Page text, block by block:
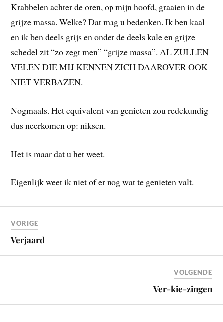
Krabbelen achter de oren, op mijn hoofd, graaien in de
grijze massa. Welke? Dat mag u bedenken. Ik ben kaal
en ik ben deels grijs en onder de deels kale en grijze
schedel zit “zo zegt men” “grijze massa”. AL ZULLEN
VELEN DIE MIJ KENNEN ZICH DAAROVER OOK
NIET VERBAZEN.
Nogmaals. Het equivalent van genieten zou redekundig
dus neerkomen op: niksen.
Het is maar dat u het weet.
Eigenlijk weet ik niet of er nog wat te genieten valt.
VORIGE
Verjaard
VOLGENDE
Ver-kie-zingen